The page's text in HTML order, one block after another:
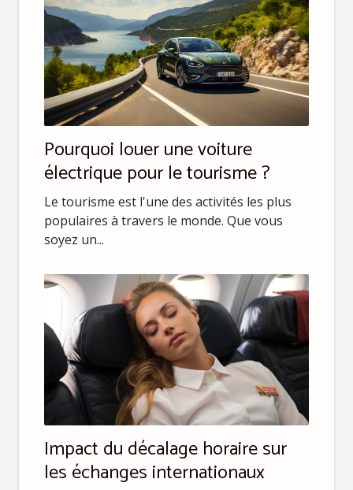
Pourquoi louer une voiture
électrique pour le tourisme ?
Le tourisme est l'une des activités les plus
populaires à travers le monde. Que vous
soyez un...
Impact du décalage horaire sur
les échanges internationaux